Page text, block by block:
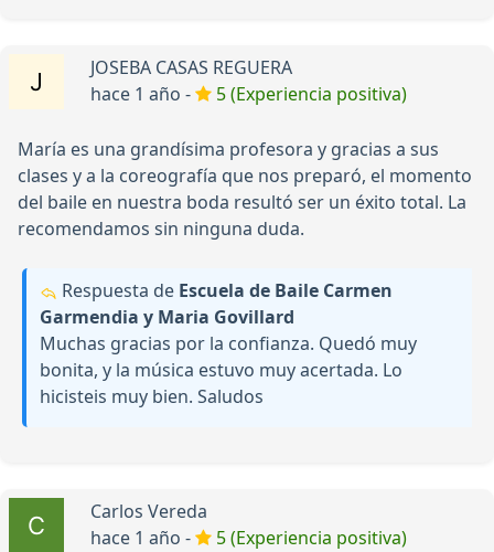
JOSEBA CASAS REGUERA
hace 1 año -
5 (Experiencia positiva)
María es una grandísima profesora y gracias a sus
clases y a la coreografía que nos preparó, el momento
del baile en nuestra boda resultó ser un éxito total. La
recomendamos sin ninguna duda.
Respuesta de Escuela de Baile Carmen
Garmendia y Maria Govillard
Muchas gracias por la confianza. Quedó muy
bonita, y la música estuvo muy acertada. Lo
hicisteis muy bien. Saludos
Carlos Vereda
hace 1 año -
5 (Experiencia positiva)